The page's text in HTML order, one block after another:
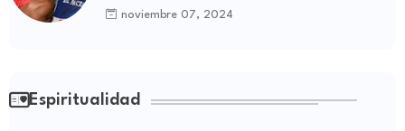
de Boyá
noviembre 07, 2024
Espiritualidad